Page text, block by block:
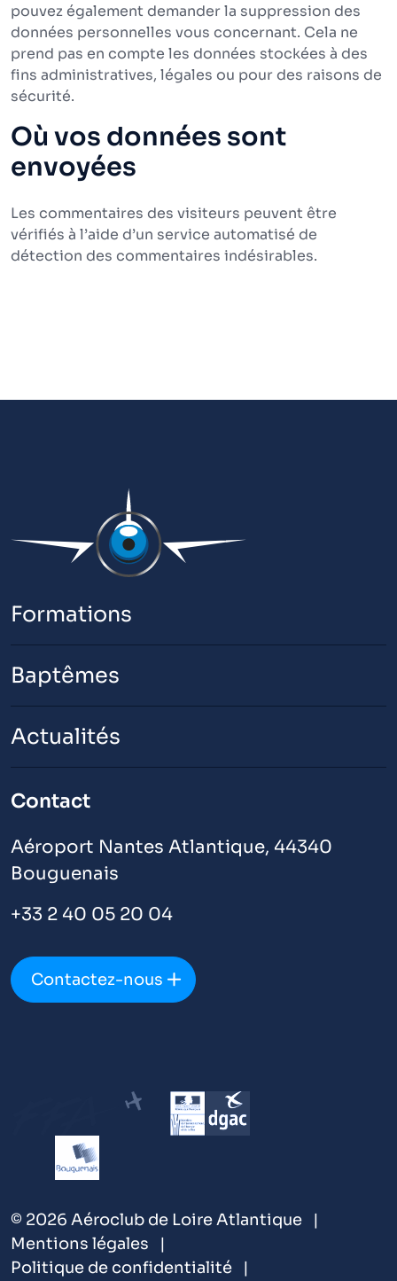
pouvez également demander la suppression des
données personnelles vous concernant. Cela ne
prend pas en compte les données stockées à des
fins administratives, légales ou pour des raisons de
sécurité.
Où vos données sont
envoyées
Les commentaires des visiteurs peuvent être
vérifiés à l’aide d’un service automatisé de
détection des commentaires indésirables.
Formations
Baptêmes
Actualités
Contact
Aéroport Nantes Atlantique, 44340
Bouguenais
+33 2 40 05 20 04
Contactez-nous
© 2026 Aéroclub de Loire Atlantique
Mentions légales
Politique de confidentialité